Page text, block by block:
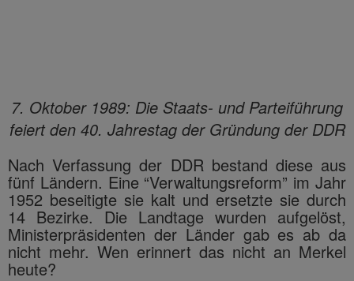
7. Oktober 1989: Die Staats- und Parteiführung
feiert den 40. Jahrestag der Gründung der DDR
Nach Verfassung der DDR bestand diese aus
fünf Ländern. Eine “Verwaltungsreform” im Jahr
1952 beseitigte sie kalt und ersetzte sie durch
14 Bezirke. Die Landtage wurden aufgelöst,
Ministerpräsidenten der Länder gab es ab da
nicht mehr. Wen erinnert das nicht an Merkel
heute?